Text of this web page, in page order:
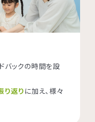
バックの時間を設
り返り に加え、様々